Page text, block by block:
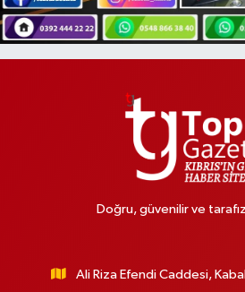
Doğru, güvenilir ve
Ali Riza Efendi Caddesi,